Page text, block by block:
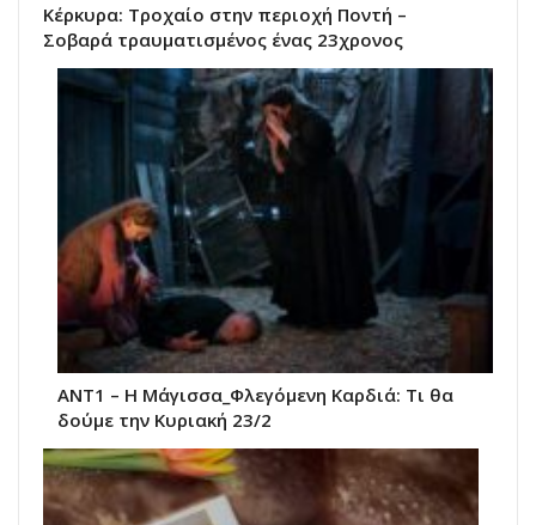
Κέρκυρα: Τροχαίο στην περιοχή Ποντή –
Σοβαρά τραυματισμένος ένας 23χρονος
ANT1 – Η Μάγισσα_Φλεγόμενη Καρδιά: Τι θα
δούμε την Κυριακή 23/2